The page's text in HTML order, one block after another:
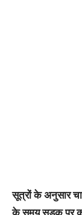
सूत्रों के अनुसार
के समय सड़क पर